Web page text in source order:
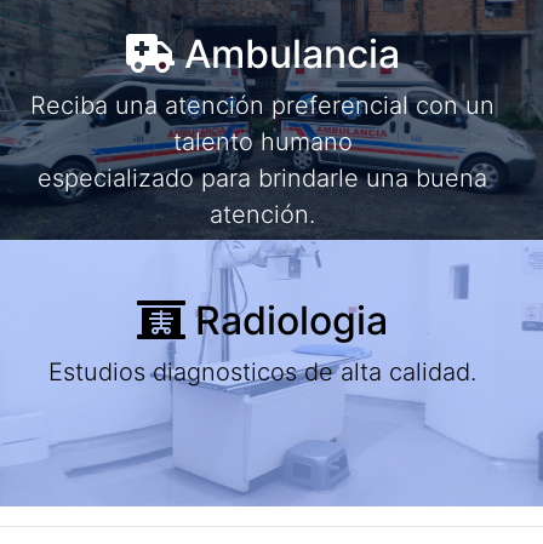
Ambulancia
Reciba una atención preferencial con un
talento humano
especializado para brindarle una buena
atención.
Radiologia
Estudios diagnosticos de alta calidad.